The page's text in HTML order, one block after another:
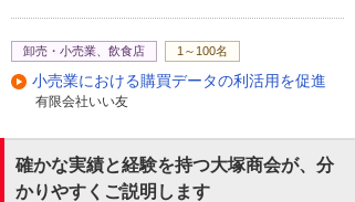
卸売・小売業、飲食店 1～100名
小売業における購買データの利活用を促進
有限会社いい友
確かな実績と経験を持つ大塚商会が、分
かりやすくご説明します